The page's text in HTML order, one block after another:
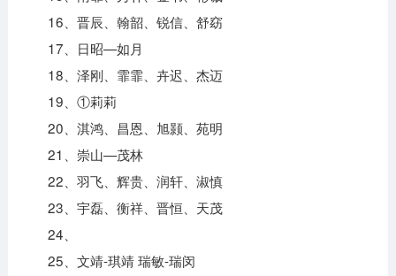
16、晋辰、翰韶、锐信、舒窈
17、日昭—如月
18、泽刚、霏霏、卉迟、杰迈
19、①莉莉
20、淇鸿、昌恩、旭颢、苑明
21、崇山—茂林
22、羽飞、辉贵、润轩、淑慎
23、宇磊、衡祥、晋恒、天茂
24、
25、文靖-琪靖 瑞敏-瑞闵